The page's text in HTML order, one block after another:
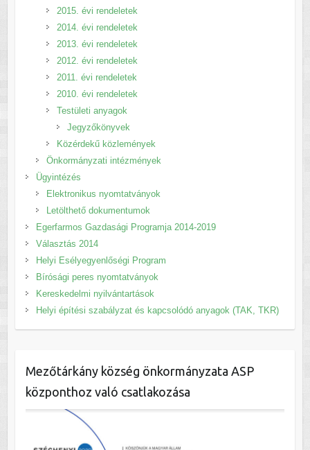
2015. évi rendeletek
2014. évi rendeletek
2013. évi rendeletek
2012. évi rendeletek
2011. évi rendeletek
2010. évi rendeletek
Testületi anyagok
Jegyzőkönyvek
Közérdekű közlemények
Önkormányzati intézmények
Ügyintézés
Elektronikus nyomtatványok
Letölthető dokumentumok
Egerfarmos Gazdasági Programja 2014-2019
Választás 2014
Helyi Esélyegyenlőségi Program
Bírósági peres nyomtatványok
Kereskedelmi nyilvántartások
Helyi építési szabályzat és kapcsolódó anyagok (TAK, TKR)
Mezőtárkány község önkormányzata ASP
központhoz való csatlakozása